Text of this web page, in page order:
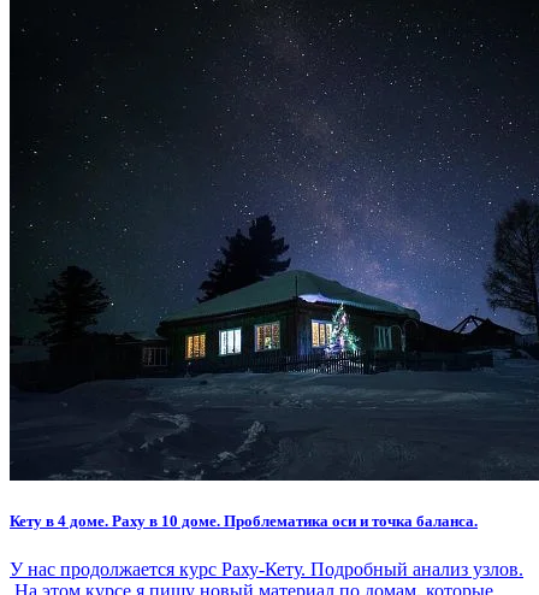
Кету в 4 доме. Раху в 10 доме. Проблематика оси и точка баланса.
У нас продолжается курс Раху-Кету. Подробный анализ узлов.
На этом курсе я пишу новый материал по домам, которые